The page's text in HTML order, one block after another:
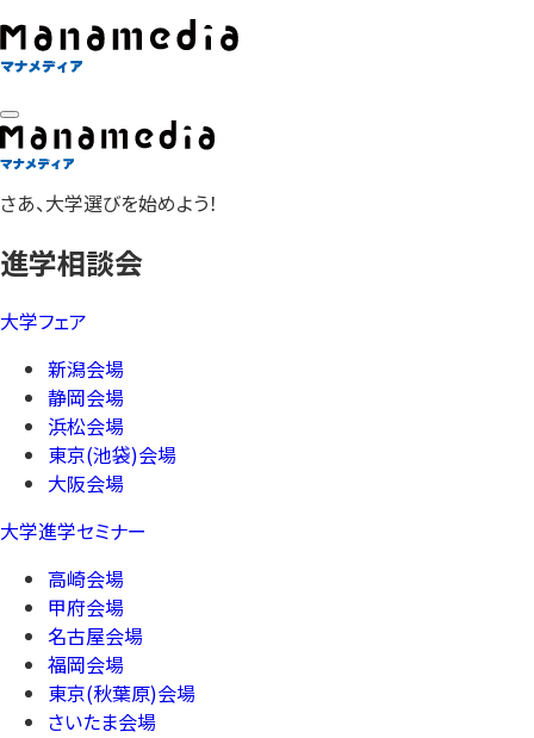
さあ、大学選びを始めよう！
進学相談会
大学フェア
新潟会場
静岡会場
浜松会場
東京(池袋)会場
大阪会場
大学進学セミナー
高崎会場
甲府会場
名古屋会場
福岡会場
東京(秋葉原)会場
さいたま会場